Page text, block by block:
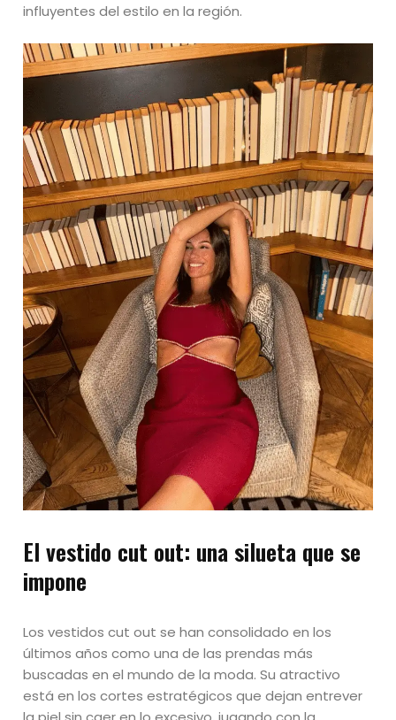
influyentes del estilo en la región.
El vestido cut out: una silueta que se
impone
Los vestidos cut out se han consolidado en los
últimos años como una de las prendas más
buscadas en el mundo de la moda. Su atractivo
está en los cortes estratégicos que dejan entrever